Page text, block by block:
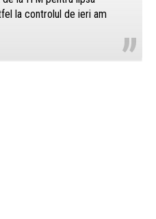
la controlul de ieri am
„